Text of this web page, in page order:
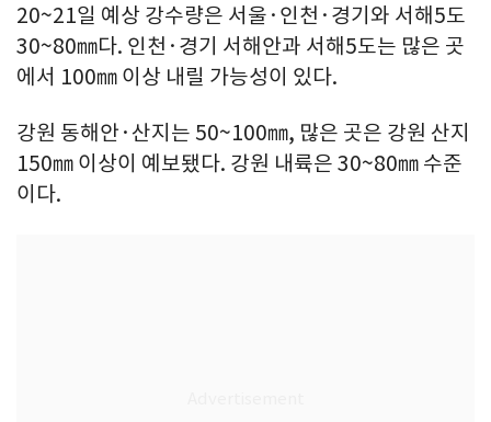
20~21일 예상 강수량은 서울·인천·경기와 서해5도
30~80㎜다. 인천·경기 서해안과 서해5도는 많은 곳
에서 100㎜ 이상 내릴 가능성이 있다.
강원 동해안·산지는 50~100㎜, 많은 곳은 강원 산지
150㎜ 이상이 예보됐다. 강원 내륙은 30~80㎜ 수준
이다.